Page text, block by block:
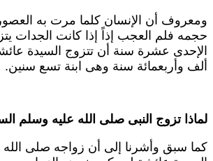
أن الإنسان كلما مرت به العصور
فلم العجب إذاً إذا كانت الجدات
عشرة سنة أن تتزوج السيدة
وأربعمائة سنة وهى ابنة تسع سنين.
تزوج النبى صلى الله عليه وسلم
سبق وأشرنا إلى أن زواجه صلى الله